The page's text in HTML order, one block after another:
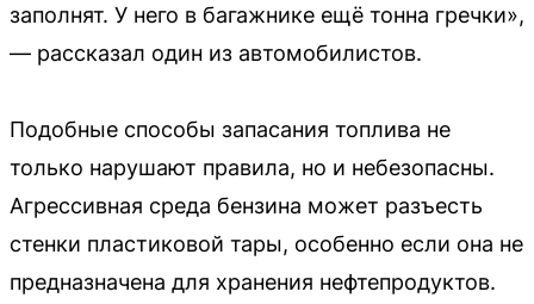
заполнят. У него в багажнике ещё тонна гречки»,
— рассказал один из автомобилистов.
Подобные способы запасания топлива не
только нарушают правила, но и небезопасны.
Агрессивная среда бензина может разъесть
стенки пластиковой тары, особенно если она не
предназначена для хранения нефтепродуктов.